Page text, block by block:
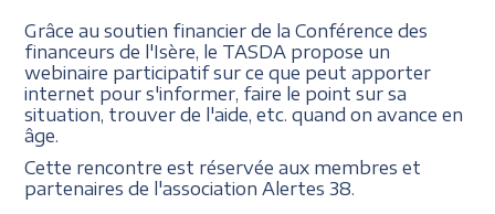
Grâce au soutien financier de la Conférence des
financeurs de l'Isère, le TASDA propose un
webinaire participatif sur ce que peut apporter
internet pour s'informer, faire le point sur sa
situation, trouver de l'aide, etc. quand on avance en
âge.
Cette rencontre est réservée aux membres et
partenaires de l'association Alertes 38.